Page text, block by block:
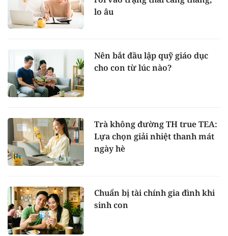
lo âu
Nên bắt đầu lập quỹ giáo dục
cho con từ lúc nào?
Trà không đường TH true TEA:
Lựa chọn giải nhiệt thanh mát
ngày hè
Chuẩn bị tài chính gia đình khi
sinh con